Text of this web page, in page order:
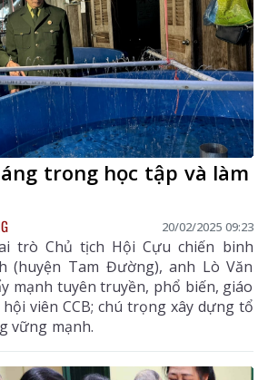
trong học tập và làm
20/02/2025 09:23
trò Chủ tịch Hội Cựu chiến binh
(huyện Tam Đường), anh Lò Văn
mạnh tuyên truyền, phổ biến, giáo
viên CCB; chú trọng xây dựng tổ
vững mạnh.